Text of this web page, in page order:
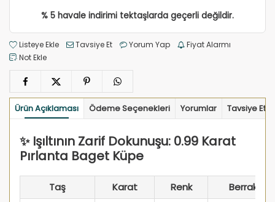
% 5 havale indirimi tektaşlarda geçerli değildir.
Listeye Ekle Tavsiye Et Yorum Yap
Fiyat Alarmı
Not Ekle
Ürün Açıklaması Ödeme Seçenekleri Yorumlar Tavsiye Et
✨ Işıltının Zarif Dokunuşu: 0.99 Karat
Pırlanta Baget Küpe
Taş Karat Renk
Berraklık